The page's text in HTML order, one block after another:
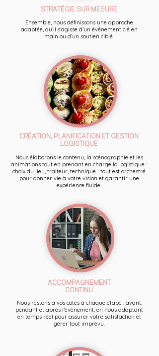
STRATÉGIE SUR MESURE
Ensemble, nous définissons une approche
adaptée, qu’il s’agisse d’un événement clé en
main ou d’un soutien ciblé.
CRÉATION, PLANIFICATION ET GESTION
LOGISTIQUE
Nous élaborons le contenu, la scénographie et les
animations tout en prenant en charge la logistique :
choix du lieu, traiteur, technique... tout est orchestré
pour donner vie à votre vision et garantir une
expérience fluide.
ACCOMPAGNEMENT
CONTINU
Nous restons à vos côtés à chaque étape : avant,
pendant et après l’événement, en nous adaptant
en temps réel pour assurer votre satisfaction et
gérer tout imprévu.